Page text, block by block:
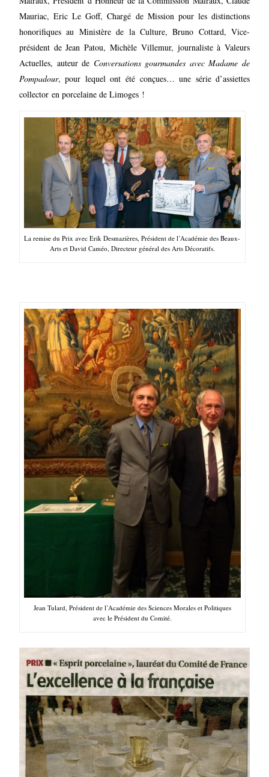
Mauriac, Eric Le Goff, Chargé de Mission pour les distinctions
honorifiques au Ministère de la Culture, Bruno Cottard, Vice-
président de Jean Patou, Michèle Villemur, journaliste à Valeurs
Actuelles, auteur de Conversations gourmandes avec Madame de
Pompadour, pour lequel ont été conçues… une série d’assiettes
collector en porcelaine de Limoges !
La remise du Prix avec Erik Desmazières, Président de l’Académie des Beaux-
Arts et David Caméo, Directeur général des Arts Décoratifs.
Jean Tulard, Président de l’Académie des Sciences Morales et Politiques
avec le Président du Comité.